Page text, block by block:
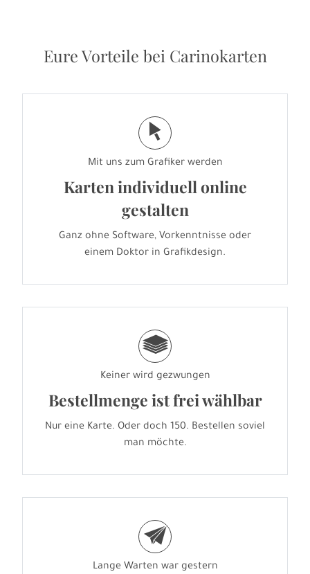
Eure Vorteile bei Carinokarten
j
Mit uns zum Grafiker werden
Karten individuell online
gestalten
Ganz ohne Software, Vorkenntnisse oder
einem Doktor in Grafikdesign.
g
Keiner wird gezwungen
Bestellmenge ist frei wählbar
Nur eine Karte. Oder doch 150. Bestellen soviel
man möchte.
e
Lange Warten war gestern